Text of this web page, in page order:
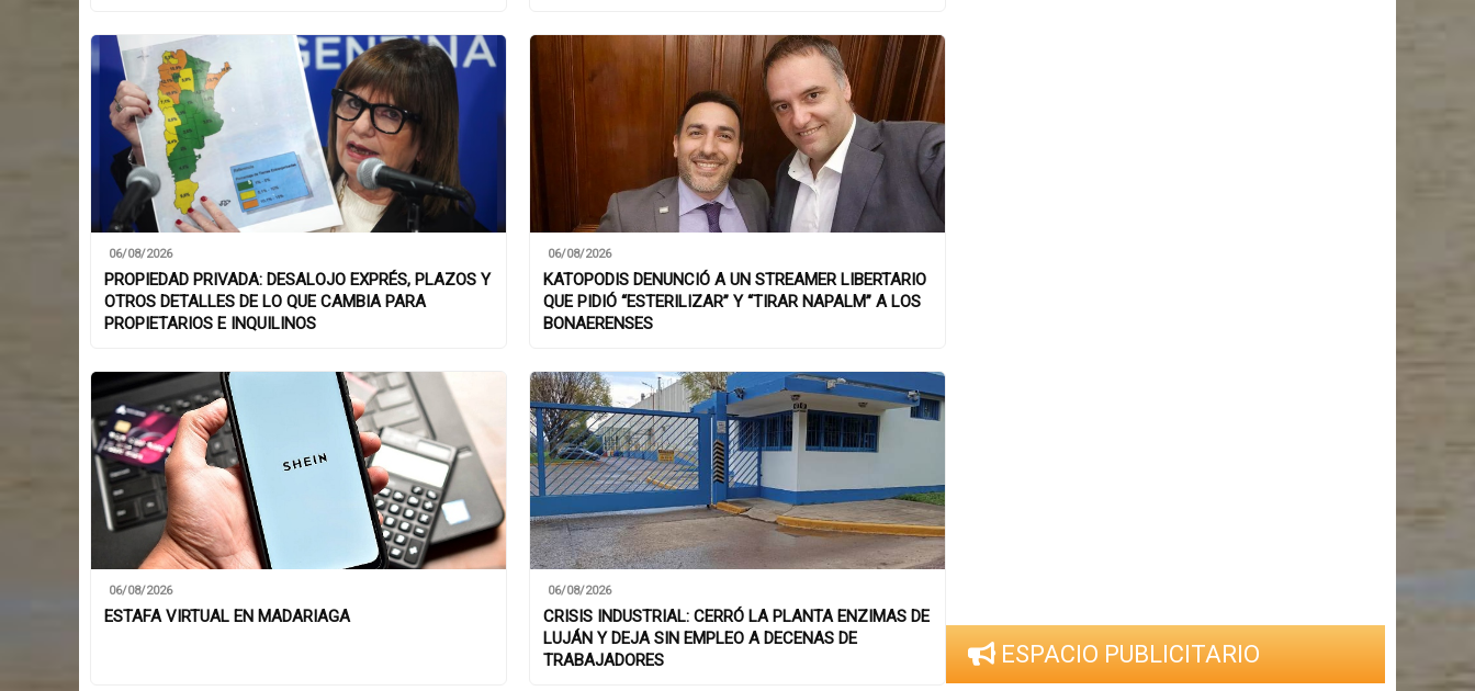
06/08/2026
PROPIEDAD PRIVADA: DESALOJO EXPRÉS, PLAZOS Y
OTROS DETALLES DE LO QUE CAMBIA PARA
PROPIETARIOS E INQUILINOS
06/08/2026
KATOPODIS DENUNCIÓ A UN STREAMER LIBERTARIO
QUE PIDIÓ “ESTERILIZAR” Y “TIRAR NAPALM” A LOS
BONAERENSES
06/08/2026
ESTAFA VIRTUAL EN MADARIAGA
06/08/2026
CRISIS INDUSTRIAL: CERRÓ LA PLANTA ENZIMAS DE
LUJÁN Y DEJA SIN EMPLEO A DECENAS DE
TRABAJADORES
ESPACIO PUBLICITARIO